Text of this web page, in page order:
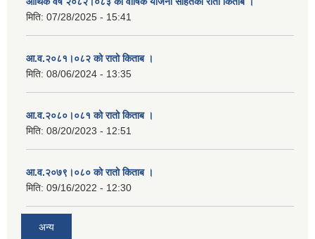
मिति: 07/28/2025 - 15:41
आ.व.२०८१।०८२ को रातो किताब ।
मिति: 08/06/2024 - 13:35
आ.व.२०८०।०८१ को रातो किताब ।
मिति: 08/20/2023 - 12:51
आ.व.२०७९।०८० को रातो किताब ।
मिति: 09/16/2022 - 12:30
अन्य